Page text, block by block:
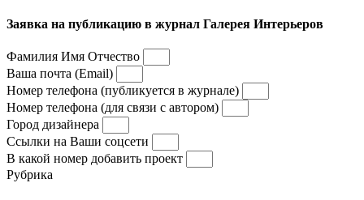
Заявка на публикацию в журнал Галерея Интерьеров
Фамилия Имя Отчество
Ваша почта (Email)
Номер телефона (публикуется в журнале)
Номер телефона (для связи с автором)
Город дизайнера
Ссылки на Ваши соцсети
В какой номер добавить проект
Рубрика